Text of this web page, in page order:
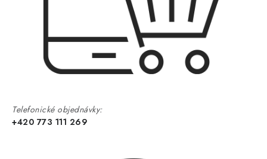
Telefonické objednávky:
+420 773 111 269